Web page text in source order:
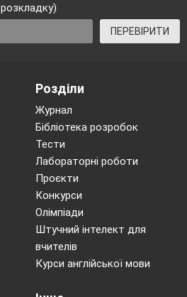
розкладку)
ПЕРЕВІРИТИ
Розділи
Журнал
Бібліотека розробок
Тести
Лабораторні роботи
Проєкти
Конкурси
Олімпіади
Штучний інтелект для
вчителів
Курси англійської мови